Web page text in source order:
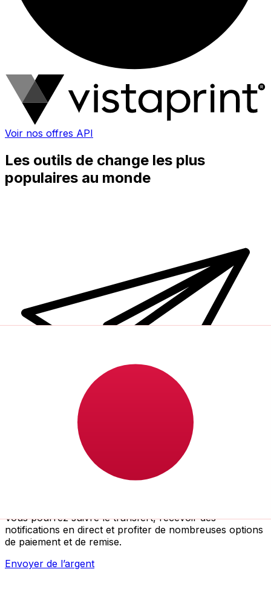
Voir nos offres API
Les outils de change les plus
populaires au monde
Transferts d'argent internationaux avec Xe
Vous pourrez suivre le transfert, recevoir des
notifications en direct et profiter de nombreuses options
de paiement et de remise.
Envoyer de l’argent